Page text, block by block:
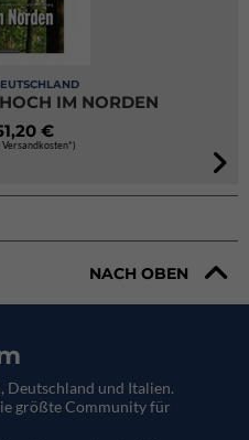
IM NORDEN
€
Versandkosten*)
NACH OBEN
Deutschland und Italien.
größte Community für